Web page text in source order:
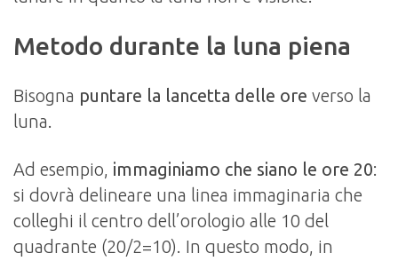
Metodo durante la luna piena
Bisogna puntare la lancetta delle ore verso la
luna.
Ad esempio, immaginiamo che siano le ore 20:
si dovrà delineare una linea immaginaria che
colleghi il centro dell’orologio alle 10 del
quadrante (20/2=10). In questo modo, in